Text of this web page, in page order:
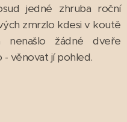
jedné zhruba roční
zmrzlo kdesi v koutě
nenašlo žádné dveře
věnovat jí pohled.